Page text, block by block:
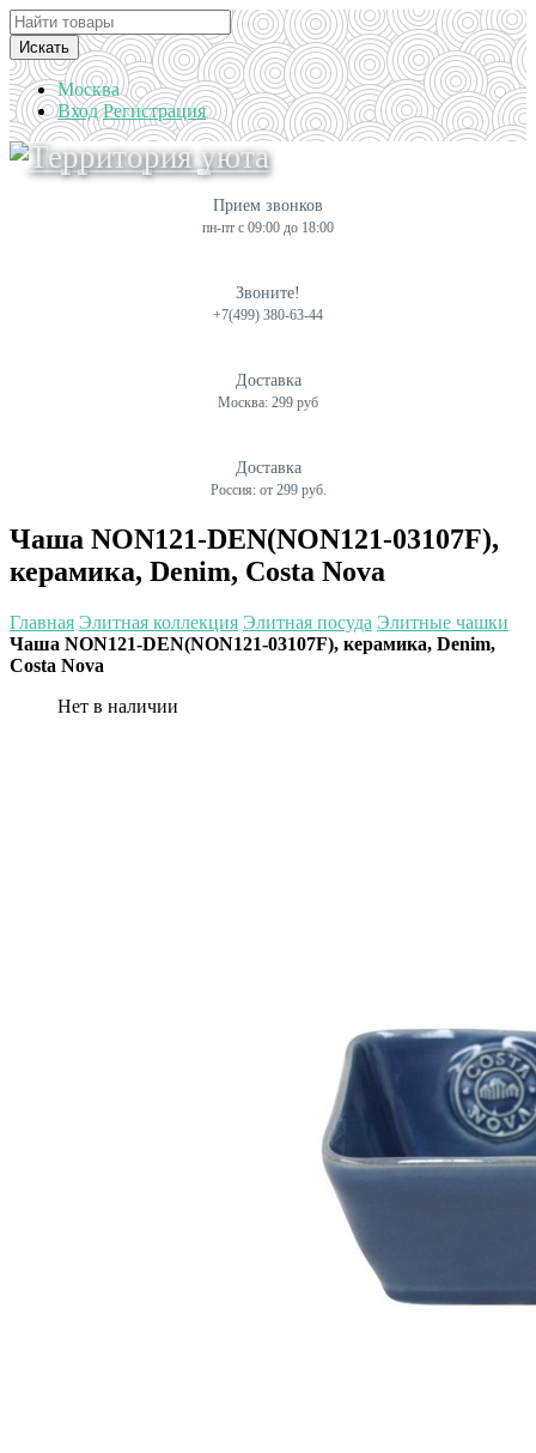
Искать
Москва
Вход Регистрация
Прием звонков
пн-пт с 09:00 до 18:00
Звоните!
+7(499) 380-63-44
Доставка
Москва: 299 руб
Доставка
Россия: от 299 руб.
Чаша NON121-DEN(NON121-03107F),
керамика, Denim, Costa Nova
Главная Элитная коллекция Элитная посуда Элитные чашки
Чаша NON121-DEN(NON121-03107F), керамика, Denim,
Costa Nova
Нет в наличии